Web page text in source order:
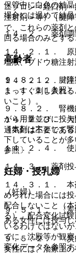
保管中に白色の結
場合には温めて結
１４．２． 薬剤調
１４．２．１． 原
塩液、ブドウ糖注射
１４．２．２． 注
まっすぐ刺し入れ
いこと）。
１４．２．３． 大
通気針は不要である
１４．２．４． 使
１４．３． 薬剤投
１４．３．１． 本
められた場合には
配合しないこと（
る）。配合変化試
いるわけではない
でに、沈殿等が観
変化データを参照
ニゾロン＜経口剤
注射剤＞等）［腱
で、これらの薬剤
回る場合のみとする
高齢者
９．８．１． 腱障
１．１．１１参照〕
９．８．２． 腎機
がら用量並びに投
（本剤は主として
下していることが
参照〕。
妊婦・授乳婦
（妊婦）
９．５．１． 〈炭
ある女性には投与
９．５．２． 〈炭
女性には、治療上の